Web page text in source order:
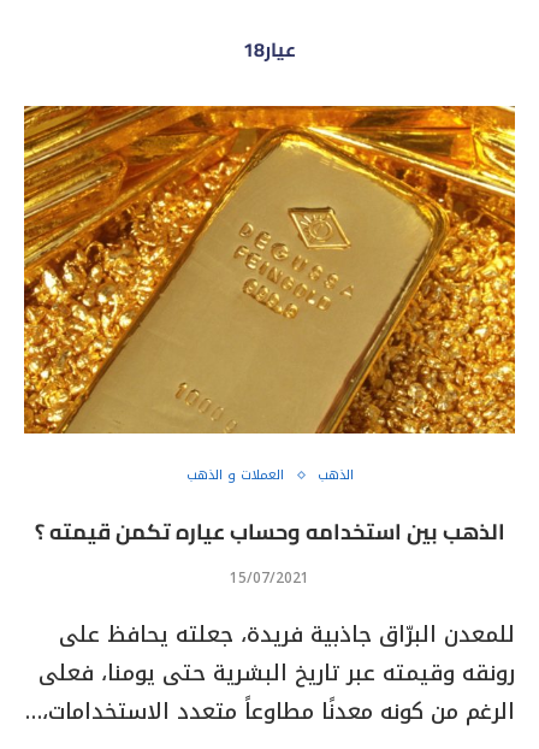
عيار18
الذهب العملات و الذهب
الذهب بين استخدامه وحساب عياره تكمن قيمته ؟
15/07/2021
للمعدن البرّاق جاذبية فريدة، جعلته يحافظ على
رونقه وقيمته عبر تاريخ البشرية حتى يومنا، فعلى
الرغم من كونه معدنًا مطاوعاً متعدد الاستخدامات،…